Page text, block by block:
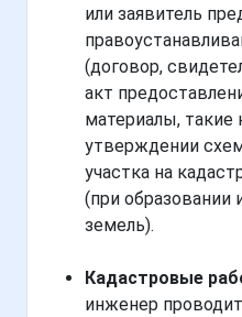
или заявитель
(договор,
акт
материалы, такие
утверждении
участка на
(при образовании
земель).
Кадастровые
инженер